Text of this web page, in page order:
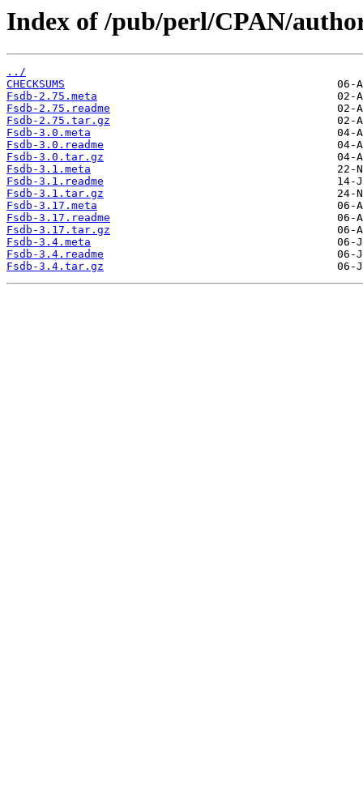
Index of /pub/perl/CPAN/
../
CHECKSUMS
Fsdb-2.75.meta
Fsdb-2.75.readme
Fsdb-2.75.tar.gz
Fsdb-3.0.meta
Fsdb-3.0.readme
Fsdb-3.0.tar.gz
Fsdb-3.1.meta
Fsdb-3.1.readme
Fsdb-3.1.tar.gz
Fsdb-3.17.meta
Fsdb-3.17.readme
Fsdb-3.17.tar.gz
Fsdb-3.4.meta
Fsdb-3.4.readme
Fsdb-3.4.tar.gz